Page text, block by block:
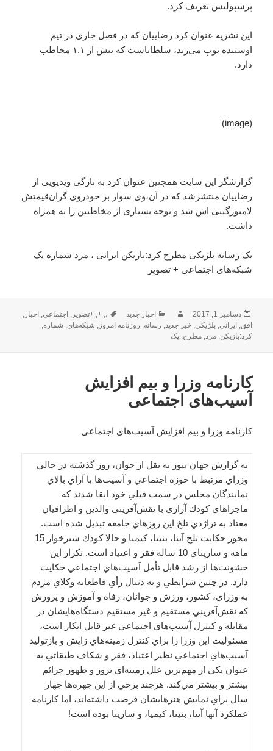
پرسپولیس تعریف کرد.
این نشریه عنوان کرد رضاییان که در فصل جاری در تیم
اوستنده توپ می‌زند، سلطاناست که بیش از ۱.۱ مخاطب
دارد.
(image)
گزارشگر این سایت همچنین عنوان کرد به تازگی ویدیویی از
رضاییان منتشرشد که در آن،‌وی سوار بر خودروی گران‌قیمتش
لامبورگینی اش شد و توجه بسیاری از مخاطبین را به همراه
داشت.
یک رسانه‌ بلژیکی مطرح کرد:بازیکن ایرانی ، مرد شماره یک
شبکه‌های اجتماعی + تصویر
ارسال
شده
در
دسامبر 1, 2017 نویسندهدسته‌ها
اخبار جدید برچسب‌ها،,
+
,+تصویر, اجتماعی, اخبار,
افق, ایرانی,بلژیکی,خبر جدید, رسانه, روزنامه امروز, شبکه‌های, شماره,
کرد:بازیکن,مرد,مطرح,یک
کارنامه وزرا و بیم افزایش
آسیب‌های اجتماعی
کارنامه وزرا و بیم افزایش آسیب‌های اجتماعی
به گزارش جهان نیوز به نقل از جوان، روز گذشته در حالي
وزراي مرتبط با حوزه اجتماعي و آسيب‌ها با آراي بالاي
نمايندگان مجلس در سمت قبلي خود ابقا شدند كه
ماجراهاي كودك آزاري با نقش‌آفريني والدين و اطرافيان
معتاد به تراژدي تلخ اين روزهاي جامعه تبديل شده است.
محور حكايت تلخ آتنا، ‌بنيتا، كيميا و حالا كودك شيرخوار 15
ماهه و ساريناي 10 ساله فقر و اعتياد است. تكرار اين
خشونت‌ها از رشد قابل تأمل آسيب‌هاي اجتماعي حكايت
دارد. در چنين شرايطي و به دنبال رأي قاطعانه وكلاي مردم
به وزراي، ‌كشور، ‌ورزش و جوانان، ‌رفاه و آموزش و پرورش
كه نقش‌آفريني مستقيم و غير مستقيم دستگاه‌هايشان در
مقابله و كنترل آسيب‌هاي اجتماعي غير قابل انكار است،
مسئوليت اين وزرا را براي كنترل زمينه‌هاي زايش و بازتوليد
آسيب‌هاي اجتماعي نظير اعتياد، ‌فقر و شكاف طبقاتي به
عنوان يكي از مهم‌ترين علل زمينه‌اي بروز و ظهور جرائم
بيشتر و بيشتر مي‌كند. هرچند برخي از اين چهره‌ها چهار
سال براي نمايش هنرهايشان فرصت داشته‌اند، اما كارنامه
عملكرد آنها آتنا، ‌بنيتا، كيميا، و ‌سارينا بوده است!